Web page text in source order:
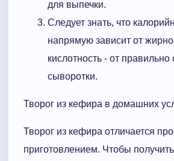
для выпечки.
Следует знать, что
напрямую зависит от
кислотность - от
сыворотки.
Творог из кефира в домашних
Творог из кефира отличается
приготовлением. Чтобы